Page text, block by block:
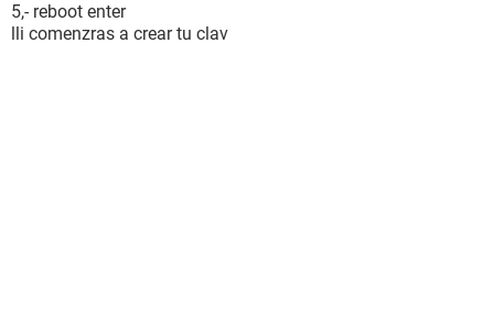
5,- reboot enter
lli comenzras a crear tu clav